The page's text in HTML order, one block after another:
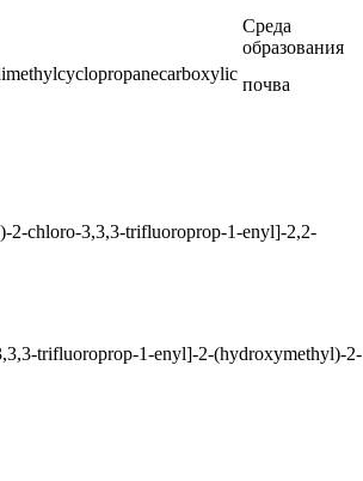
Среда
образования
почва
2-chloro-3,3,3-trifluoroprop-1-enyl]-2,2-
trifluoroprop-1-enyl]-2-(hydroxymethyl)-2-